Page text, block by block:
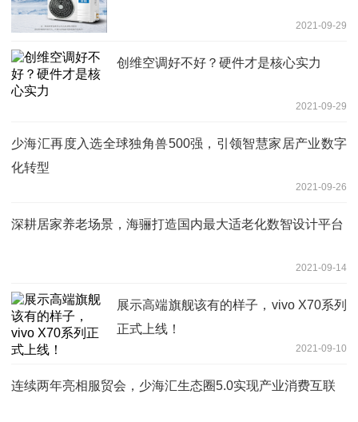
2021-09-29
创维空调好不好？硬件才是核心实力
2021-09-29
少海汇再度入选全球独角兽500强，引领智慧家居产业数字
化转型
2021-09-26
深耕居家养老场景，海骊打造国内最大适老化数智设计平台
2021-09-14
展示高端旗舰该有的样子，vivo X70系列
正式上线！
2021-09-10
连续两年亮相服贸会，少海汇生态圈5.0实现产业消费互联